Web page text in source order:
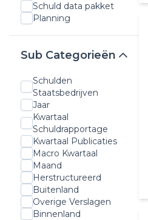
Schuld data pakket
Planning
Sub Categorieën
Schulden
Staatsbedrijven
Jaar
Kwartaal
Schuldrapportage
Kwartaal Publicaties
Macro Kwartaal
Maand
Herstructureerd
Buitenland
Overige Verslagen
Binnenland